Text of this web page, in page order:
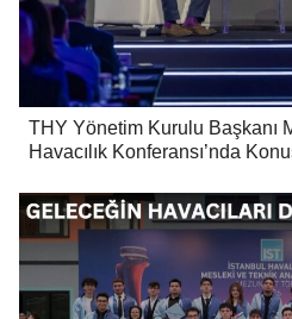
THY Yönetim Kurulu Başkanı
Havacılık Konferansı’nda